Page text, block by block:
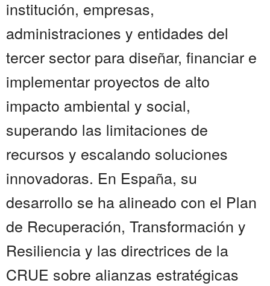
institución, empresas,
administraciones y entidades del
tercer sector para diseñar, financiar e
implementar proyectos de alto
impacto ambiental y social,
superando las limitaciones de
recursos y escalando soluciones
innovadoras. En España, su
desarrollo se ha alineado con el Plan
de Recuperación, Transformación y
Resiliencia y las directrices de la
CRUE sobre alianzas estratégicas